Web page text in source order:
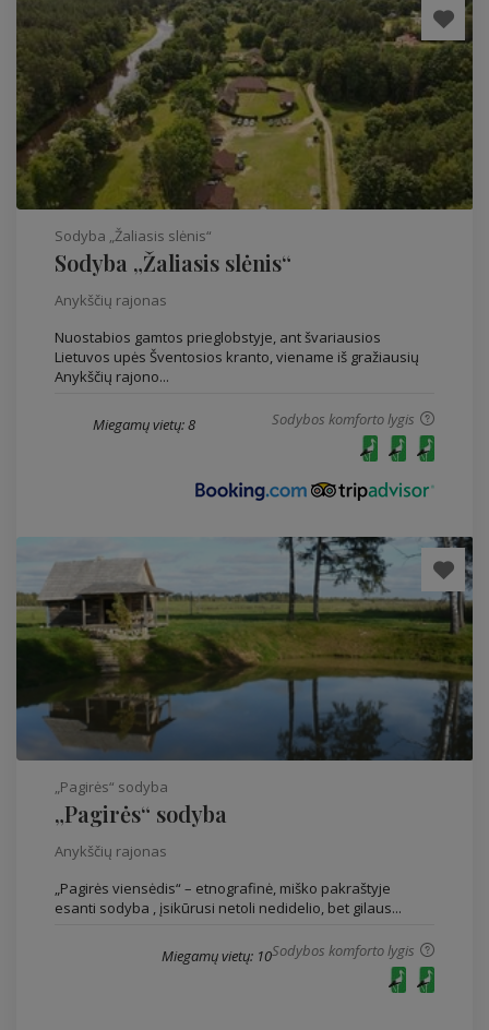
Sodyba „Žaliasis slėnis“
Sodyba „Žaliasis slėnis“
Anykščių rajonas
Nuostabios gamtos prieglobstyje, ant švariausios
Lietuvos upės Šventosios kranto, viename iš gražiausių
Anykščių rajono...
Sodybos komforto lygis
Miegamų vietų: 8
„Pagirės“ sodyba
„Pagirės“ sodyba
Anykščių rajonas
„Pagirės viensėdis“ – etnografinė, miško pakraštyje
esanti sodyba , įsikūrusi netoli nedidelio, bet gilaus...
Sodybos komforto lygis
Miegamų vietų: 10